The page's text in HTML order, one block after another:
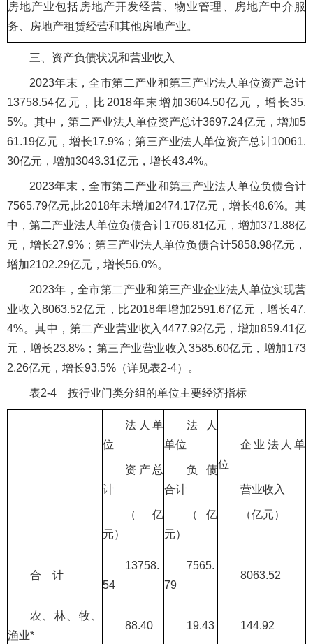
房地产业包括房地产开发经营、物业管理、房地产中介服
务、房地产租赁经营和其他房地产业。
三、资产负债状况和营业收入
2023年末，全市第二产业和第三产业法人单位资产总计
13758.54亿元，比2018年末增加3604.50亿元，增长35.
5%。其中，第二产业法人单位资产总计3697.24亿元，增加5
61.19亿元，增长17.9%；第三产业法人单位资产总计10061.
30亿元，增加3043.31亿元，增长43.4%。
2023年末，全市第二产业和第三产业法人单位负债合计
7565.79亿元,比2018年末增加2474.17亿元，增长48.6%。其
中，第二产业法人单位负债合计1706.81亿元，增加371.88亿
元，增长27.9%；第三产业法人单位负债合计5858.98亿元，
增加2102.29亿元，增长56.0%。
2023年，全市第二产业和第三产业企业法人单位实现营
业收入8063.52亿元，比2018年增加2591.67亿元，增长47.
4%。其中，第二产业营业收入4477.92亿元，增加859.41亿
元，增长23.8%；第三产业营业收入3585.60亿元，增加173
2.26亿元，增长93.5%（详见表2-4）。
表2-4 按行业门类分组的单位主要经济指标
法人单
位
资产总
计
（亿
元）
法人
单位
负债
合计
（亿
元）
企业法人单
位
营业收入
（亿元）
合 计
13758.
54
7565.
79
8063.52
农、林、牧、
渔业*
88.40 19.43 144.92